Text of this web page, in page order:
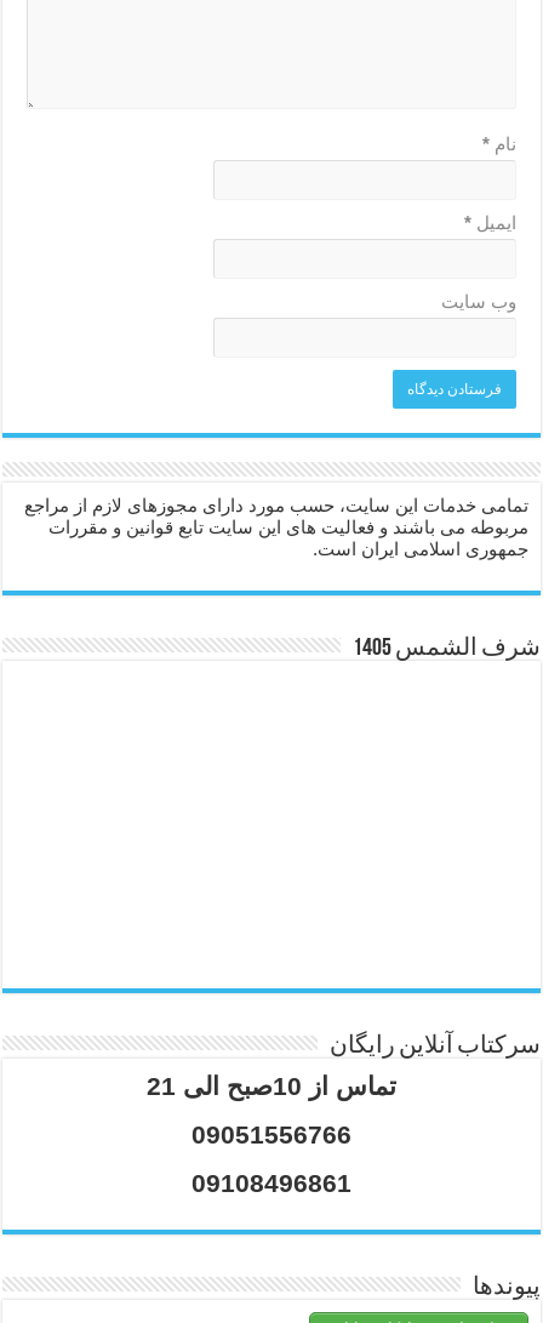
نام*
ایمیل*
وب‌ سایت
تمامی خدمات این سایت، حسب مورد دارای مجوزهای لازم از مراجع
مربوطه می باشند و فعالیت های این سایت تابع قوانین و مقررات
جمهوری اسلامی ایران است.
شرف الشمس 1405
سرکتاب آنلاین رایگان
تماس از 10صبح الی 21
09051556766
09108496861
پیوندها